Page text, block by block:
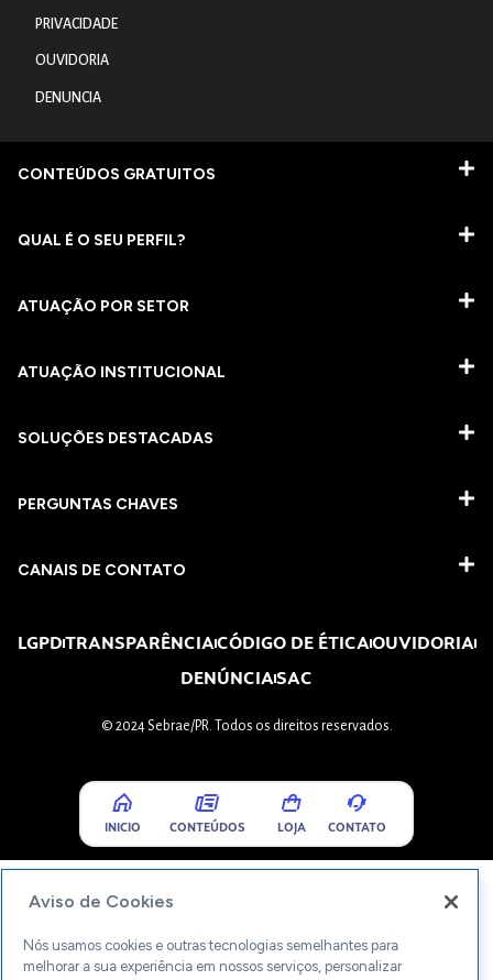
PRIVACIDADE
OUVIDORIA
DENUNCIA
CONTEÚDOS GRATUITOS
QUAL É O SEU PERFIL?
ATUAÇÃO POR SETOR
ATUAÇÃO INSTITUCIONAL
SOLUÇÕES DESTACADAS
PERGUNTAS CHAVES​
CANAIS DE CONTATO
LGPDTRANSPARÊNCIACÓDIGO DE ÉTICAOUVIDORIA
DENÚNCIASAC
© 2024 Sebrae/PR. Todos os direitos reservados.
INICIO CONTEÚDOS LOJA CONTATO
Aviso de Cookies
Nós usamos cookies e outras tecnologias semelhantes para
melhorar a sua experiência em nossos serviços, personalizar